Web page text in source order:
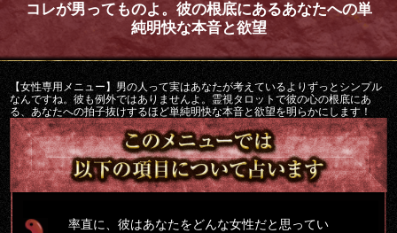
コレが男ってものよ。彼の根底にあるあなたへの単
純明快な本音と欲望
【女性専用メニュー】男の人って実はあなたが考えているよりずっとシンプル
なんですね。彼も例外ではありませんよ。霊視タロットで彼の心の根底にあ
る、あなたへの拍子抜けするほど単純明快な本音と欲望を明らかにします！
率直に、彼はあなたをどんな女性だと思ってい